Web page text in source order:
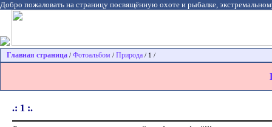
Добро пожаловать на страницу посвящённую охоте и рыбалке,
Главная страница / Фотоальбом / Природа / 1 /
.: 1 :.